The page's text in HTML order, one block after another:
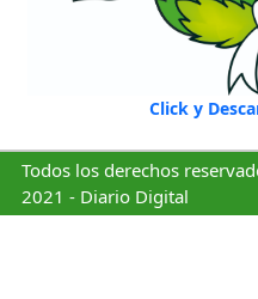
Click y
Todos los derechos
2021 - Diario Digital